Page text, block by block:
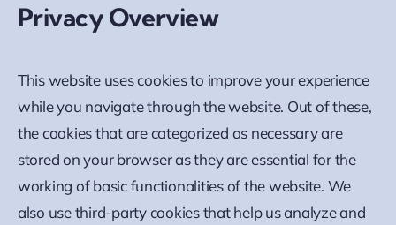
Privacy Overview
This website uses cookies to improve your experience
while you navigate through the website. Out of these,
the cookies that are categorized as necessary are
stored on your browser as they are essential for the
working of basic functionalities of the website. We
also use third-party cookies that help us analyze and